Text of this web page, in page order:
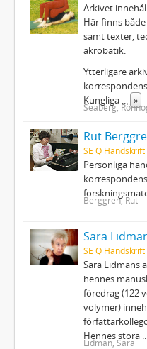
Arkivet
Här finns
samt texter,
akrobatik.
Ytterligare
Kungliga
»
Seaberg,
Rut
SE Q Handskrift
Personliga
Berggren, Rut
Sara
SE Q Handskrift
Sara Lidmans
hennes
föredrag (122
volymer)
Hennes stora
Lidman, Sara